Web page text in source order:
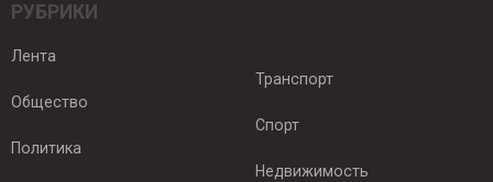
РУБРИКИ
Лента
Общество
Политика
Транспорт
Спорт
Недвижимость